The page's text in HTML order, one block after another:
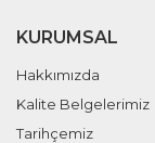
KURUMSAL
Hakkımızda
Kalite Belgelerimiz
Tarihçemiz